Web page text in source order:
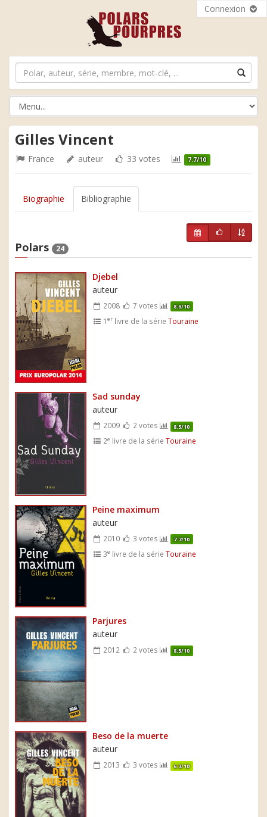
Connexion
Gilles Vincent
France auteur 33 votes 7.7/10
Biographie Bibliographie
Polars 24
Djebel
auteur
2008 7 votes 8.6/10
1er livre de la sérieTouraine
Sad sunday
auteur
2009 2 votes 8.5/10
2e livre de la sérieTouraine
Peine maximum
auteur
2010 3 votes 7.7/10
3e livre de la sérieTouraine
Parjures
auteur
2012 2 votes 8.5/10
Beso de la muerte
auteur
2013 3 votes 6.3/10